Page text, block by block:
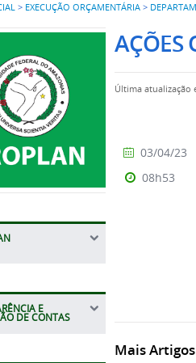
> EXECUÇÃO ORÇAMENTÁRIA >
E
DE CONTAS
AÇÕES
Última atualização
03/04/23
08h53
Mais